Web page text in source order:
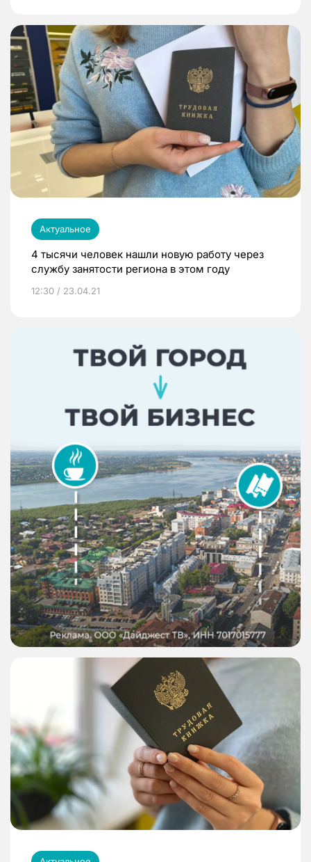
Актуальное
4 тысячи человек нашли новую работу через
службу занятости региона в этом году
12:30 / 23.04.21